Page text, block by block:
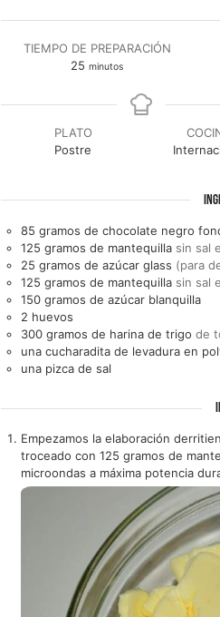
TIEMPO DE PREPARACIÓN
25 minutos
minutos
PLATO
Postre
85 gramos de chocolate negro
125 gramos de mantequilla sin sal
25 gramos de azúcar glass (para
125 gramos de mantequilla sin sal
150 gramos de azúcar blanquilla
2 huevos
300 gramos de harina de trigo de
una cucharadita de levadura en
una pizca de sal
Empezamos la elaboración
troceado con 125 gramos de
microondas a máxima potencia